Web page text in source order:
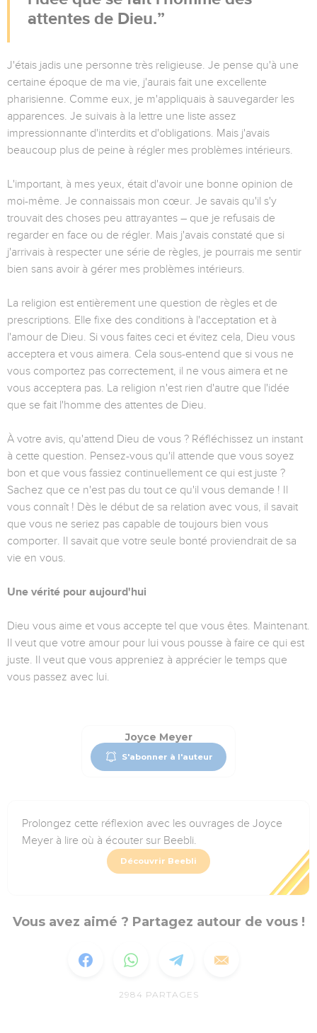
attentes de Dieu.
J'étais jadis une personne très religieuse. Je pense qu'à une
certaine époque de ma vie, j'aurais fait une excellente
pharisienne. Comme eux, je m'appliquais à sauvegarder les
apparences. Je suivais à la lettre une liste assez
impressionnante d'interdits et d'obligations. Mais j'avais
beaucoup plus de peine à régler mes problèmes intérieurs.
L'important, à mes yeux, était d'avoir une bonne opinion de
moi-même. Je connaissais mon cœur. Je savais qu'il s'y
trouvait des choses peu attrayantes – que je refusais de
regarder en face ou de régler. Mais j'avais constaté que si
j'arrivais à respecter une série de règles, je pourrais me sentir
bien sans avoir à gérer mes problèmes intérieurs.
La religion est entièrement une question de règles et de
prescriptions. Elle fixe des conditions à l'acceptation et à
l'amour de Dieu. Si vous faites ceci et évitez cela, Dieu vous
acceptera et vous aimera. Cela sous-entend que si vous ne
vous comportez pas correctement, il ne vous aimera et ne
vous acceptera pas. La religion n'est rien d'autre que l'idée
que se fait l'homme des attentes de Dieu.
À votre avis, qu'attend Dieu de vous ? Réfléchissez un instant
à cette question. Pensez-vous qu'il attende que vous soyez
bon et que vous fassiez continuellement ce qui est juste ?
Sachez que ce n'est pas du tout ce qu'il vous demande ! Il
vous connaît ! Dès le début de sa relation avec vous, il savait
que vous ne seriez pas capable de toujours bien vous
comporter. Il savait que votre seule bonté proviendrait de sa
vie en vous.
Une vérité pour aujourd'hui
Dieu vous aime et vous accepte tel que vous êtes. Maintenant.
Il veut que votre amour pour lui vous pousse à faire ce qui est
juste. Il veut que vous appreniez à apprécier le temps que
vous passez avec lui.
Joyce Meyer
S'abonner à l'auteur
Prolongez cette réflexion avec les ouvrages de Joyce
Meyer à lire où à écouter sur Beebli.
Découvrir Beebli
Vous avez aimé ? Partagez autour de vous !
2984 PARTAGES